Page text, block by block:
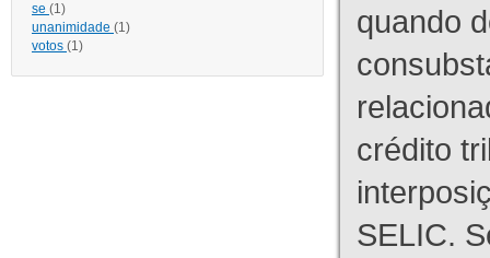
se (1)
unanimidade (1)
votos (1)
quando
crédito
SELIC.